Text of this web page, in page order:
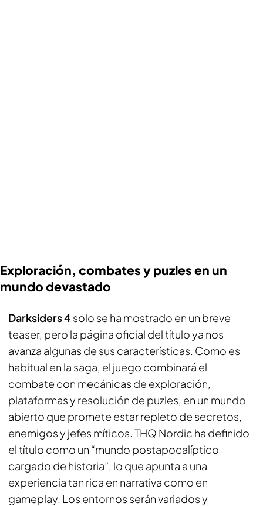
Exploración, combates y puzles en un
mundo devastado
Darksiders 4 solo se ha mostrado en un breve
teaser, pero la página oficial del título ya nos
avanza algunas de sus características. Como es
habitual en la saga, el juego combinará el
combate con mecánicas de exploración,
plataformas y resolución de puzles, en un mundo
abierto que promete estar repleto de secretos,
enemigos y jefes míticos. THQ Nordic ha definido
el título como un “mundo postapocalíptico
cargado de historia”, lo que apunta a una
experiencia tan rica en narrativa como en
gameplay. Los entornos serán variados y